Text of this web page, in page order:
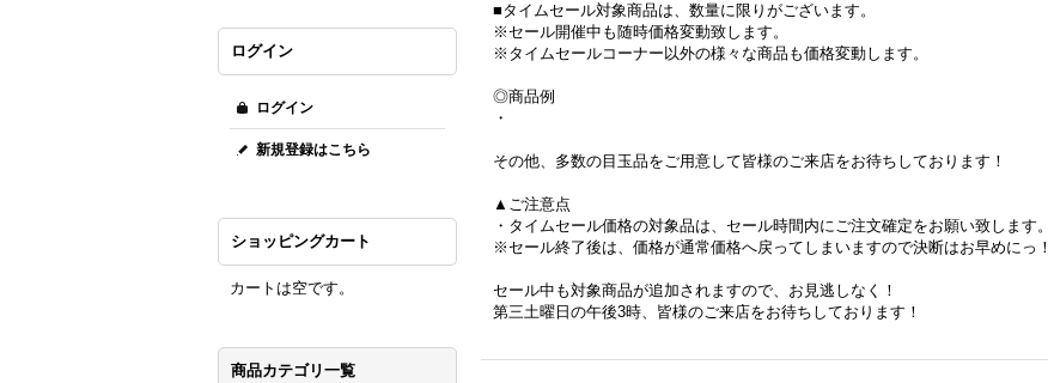
ログイン
ログイン
新規登録はこちら
ショッピングカート
カートは空です。
商品カテゴリ一覧
■タイムセール対象商品は、数量に限りがございます。
※セール開催中も随時価格変動致します。
※タイムセールコーナー以外の様々な商品も価格変動します。
◎商品例
・
その他、多数の目玉品をご用意して皆様のご来店をお待ちしております！
▲ご注意点
・タイムセール価格の対象品は、セール時間内にご注文確定をお願い致します。
※セール終了後は、価格が通常価格へ戻ってしまいますので決断はお早めにっ！
セール中も対象商品が追加されますので、お見逃しなく！
第三土曜日の午後3時、皆様のご来店をお待ちしております！